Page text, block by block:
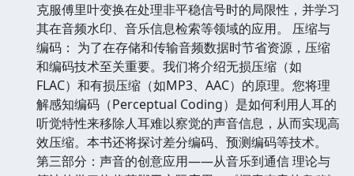
克服傅里叶变换在处理非平稳信号时的局限性，并学习
其在音频水印、音乐信息检索等领域的应用。 压缩与
编码： 为了在存储和传输音频数据时节省资源，压缩
和编码技术至关重要。我们将介绍无损压缩（如
FLAC）和有损压缩（如MP3、AAC）的原理。您将理
解感知编码（Perceptual Coding）是如何利用人耳的
听觉特性来移除人耳难以察觉的声音信息，从而实现高
效压缩。本书还将探讨差分编码、预测编码等技术。
第三部分：声音的创意应用——从音乐到通信 理论与